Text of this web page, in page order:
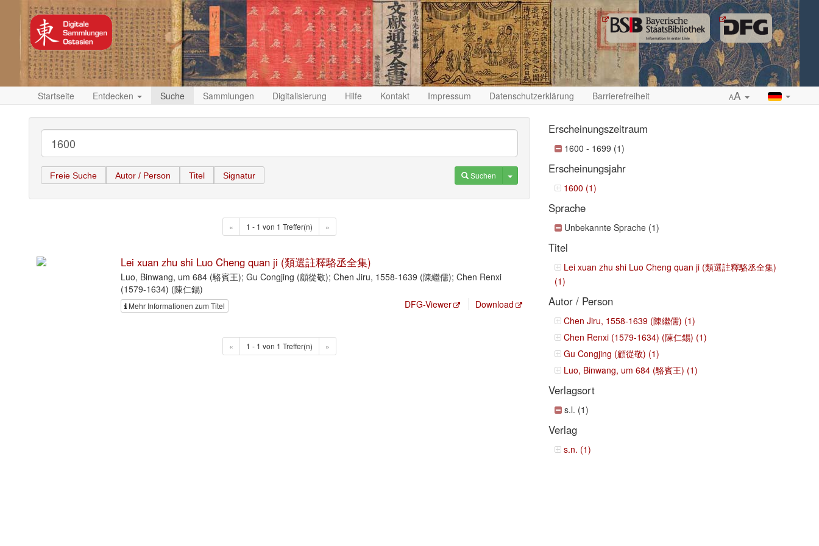
Startseite Entdecken Suche Sammlungen Digitalisierung Hilfe Kontakt Impressum Datenschutzerklärung Barrierefreiheit AA
Freie Suche Autor / Person Titel Signatur Suchen Toggle Dropdown
« 1 - 1 von 1 Treffer(n) »
Lei xuan zhu shi Luo Cheng quan ji (類選註釋駱丞全集)
Luo, Binwang, um 684 (駱賓王); Gu Congjing (顧從敬); Chen Jiru, 1558-1639 (陳繼儒); Chen Renxi
(1579-1634) (陳仁錫)
Mehr Informationen zum Titel DFG-Viewer Download
« 1 - 1 von 1 Treffer(n) »
Erscheinungszeitraum
1600 - 1699 (1)
Erscheinungsjahr
1600 (1)
Sprache
Unbekannte Sprache (1)
Titel
Lei xuan zhu shi Luo Cheng quan ji (類選註釋駱丞全集)
(1)
Autor / Person
Chen Jiru, 1558-1639 (陳繼儒) (1)
Chen Renxi (1579-1634) (陳仁錫) (1)
Gu Congjing (顧從敬) (1)
Luo, Binwang, um 684 (駱賓王) (1)
Verlagsort
s.l. (1)
Verlag
s.n. (1)